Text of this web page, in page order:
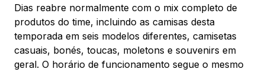
Dias reabre normalmente com o mix completo de
produtos do time, incluindo as camisas desta
temporada em seis modelos diferentes, camisetas
casuais, bonés, toucas, moletons e souvenirs em
geral. O horário de funcionamento segue o mesmo